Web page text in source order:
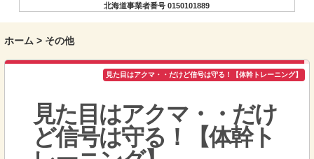
北海道事業者番号 0150101889
ホーム > その他
見た目はアクマ・・だけど信号は守る！【体幹トレーニング】
見た目はアクマ・・だけ
ど信号は守る！【体幹ト